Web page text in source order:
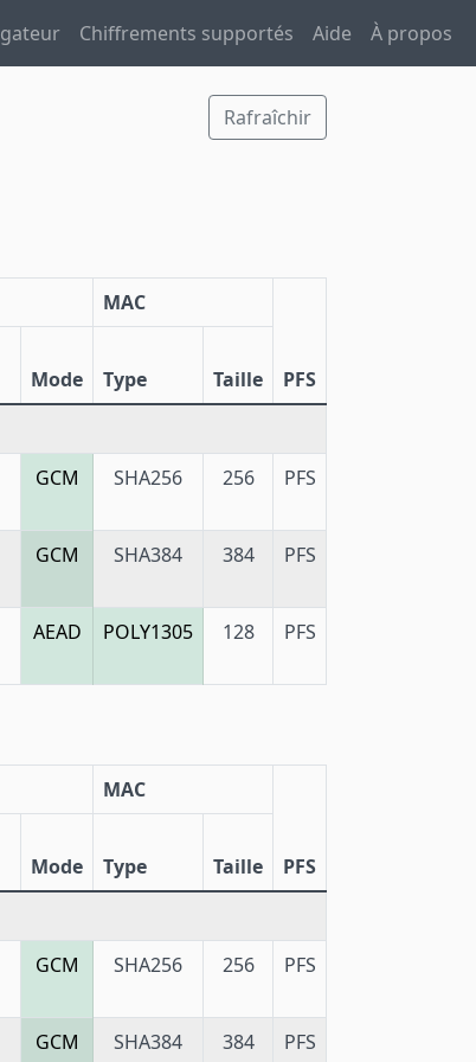
Chiffrements supportés Aide À propos
Rafraîchir
MAC
PFS
Mode Type Taille
GCM SHA256 256 PFS
GCM SHA384 384 PFS
AEAD POLY1305 128 PFS
MAC
PFS
Mode Type Taille
GCM SHA256 256 PFS
GCM SHA384 384 PFS